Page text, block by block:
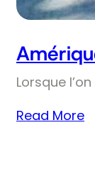
Lorsque
Read More